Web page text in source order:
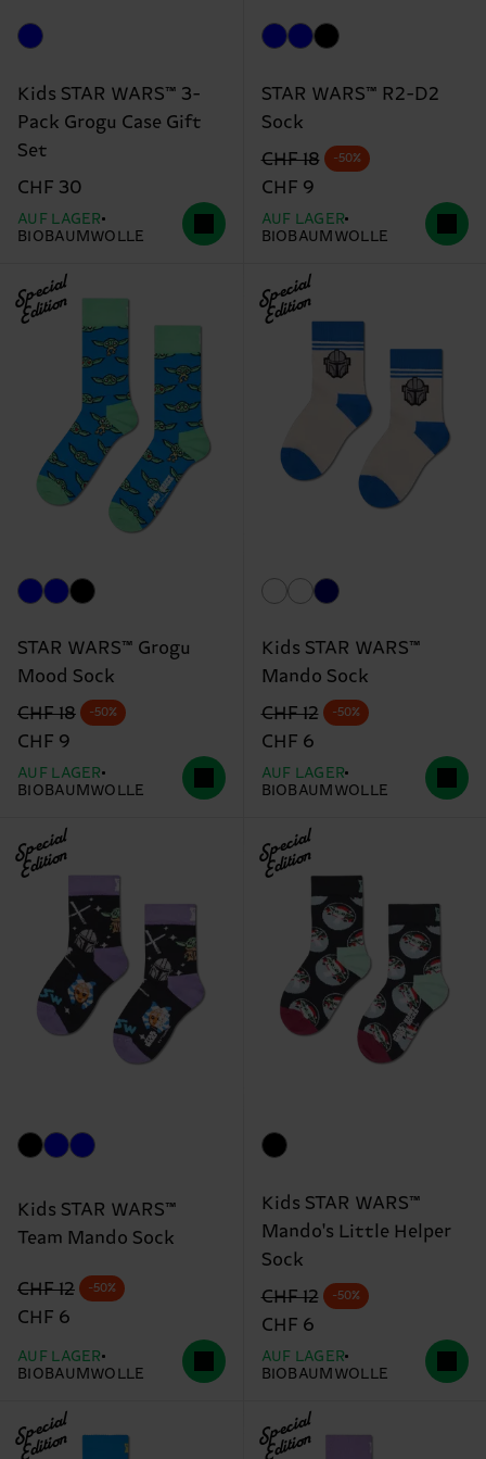
Kids STAR WARS™ 3-
Pack Grogu Case Gift
Set
CHF 30
AUF LAGER
BIOBAUMWOLLE
STAR WARS™ R2-D2
Sock
Originalpreis
CHF 18
Reduzierter Preis
CHF 9
-50%
AUF LAGER
BIOBAUMWOLLE
Special
Edition
STAR WARS™ Grogu
Mood Sock
Originalpreis
CHF 18
Reduzierter Preis
CHF 9
-50%
AUF LAGER
BIOBAUMWOLLE
Special
Edition
Kids STAR WARS™
Mando Sock
Originalpreis
CHF 12
Reduzierter Preis
CHF 6
-50%
AUF LAGER
BIOBAUMWOLLE
Special
Edition
Kids STAR WARS™
Team Mando Sock
Originalpreis
CHF 12
Reduzierter Preis
CHF 6
-50%
AUF LAGER
BIOBAUMWOLLE
Special
Edition
Kids STAR WARS™
Mando's Little Helper
Sock
Originalpreis
CHF 12
Reduzierter Preis
CHF 6
-50%
AUF LAGER
BIOBAUMWOLLE
Special
Edition Special
Edition